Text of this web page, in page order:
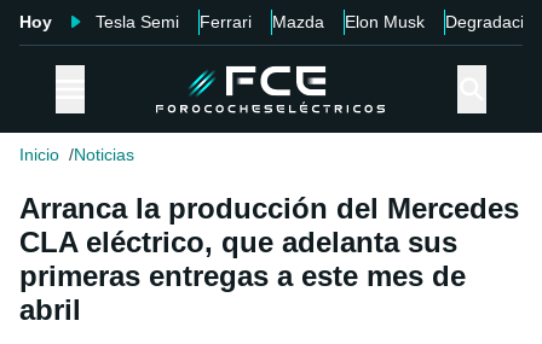
Hoy Tesla Semi Ferrari Mazda Elon Musk Degradación
Inicio Noticias
Arranca la producción del Mercedes
CLA eléctrico, que adelanta sus
primeras entregas a este mes de
abril